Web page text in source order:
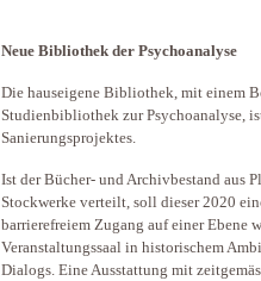
Neue Bibliothek der Psychoanalyse
Die hauseigene Bibliothek, mit einem
Studienbibliothek zur Psychoanalyse,
Sanierungsprojektes.
Ist der Bücher- und Archivbestand aus
Stockwerke verteilt, soll dieser 2020
barrierefreiem Zugang auf einer Ebene
Veranstaltungssaal in historischem
Dialogs. Eine Ausstattung mit